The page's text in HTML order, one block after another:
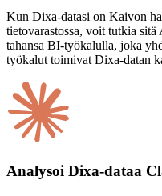
Kun Dixa-datasi on Kaivon
tietovarastossa, voit tutkia
tahansa BI-työkalulla, joka
työkalut toimivat Dixa-datan
Analysoi Dixa-dataa